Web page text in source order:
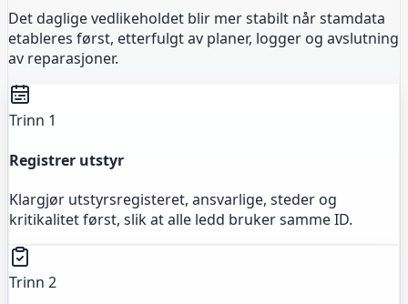
Det daglige vedlikeholdet blir mer stabilt når stamdata
etableres først, etterfulgt av planer, logger og avslutning
av reparasjoner.
Trinn 1
Registrer utstyr
Klargjør utstyrsregisteret, ansvarlige, steder og
kritikalitet først, slik at alle ledd bruker samme ID.
Trinn 2